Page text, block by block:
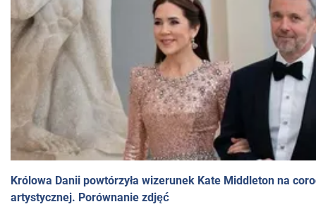
Królowa Danii powtórzyła wizerunek Kate Middleton na
artystycznej. Porównanie zdjęć